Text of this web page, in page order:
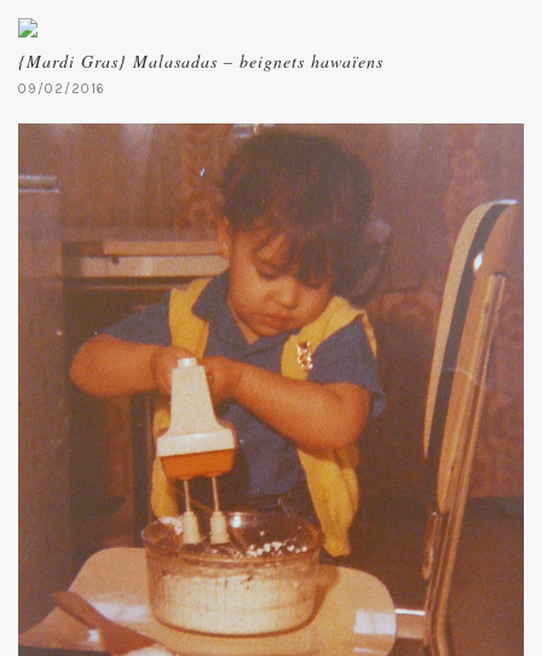
{Mardi Gras} Malasadas – beignets hawaïens
09/02/2016